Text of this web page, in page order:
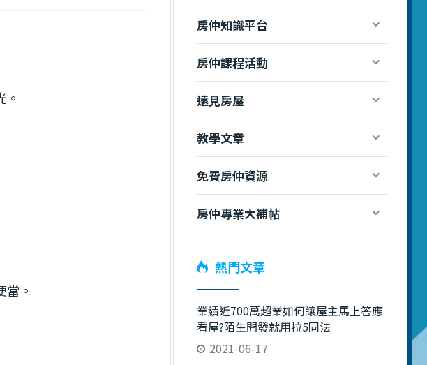
。
房仲知識平台
房仲課程活動
遠見房屋
教學文章
免費房仲資源
房仲專業大補帖
熱門文章
業績近700萬超業如何讓屋主馬上答應
看屋?陌生開發就用拉5同法
2021-06-17